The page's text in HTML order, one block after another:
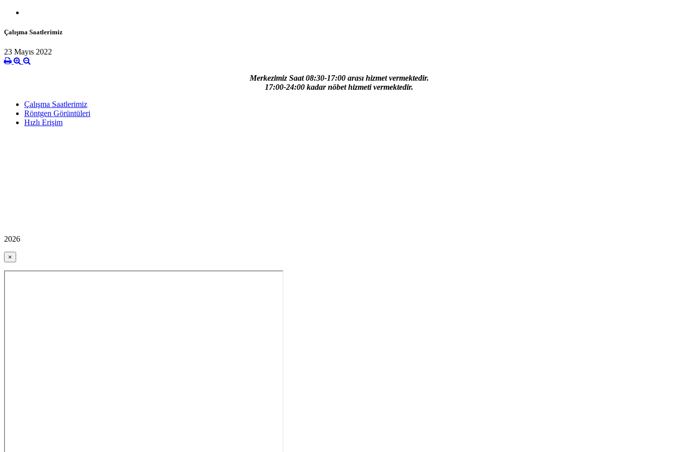
Çalışma Saatlerimiz
23 Mayıs 2022
Merkezimiz Saat 08:30-17:00 arası hizmet vermektedir.
17:00-24:00 kadar nöbet hizmeti vermektedir.
Çalışma Saatlerimiz
Röntgen Görüntüleri
Hızlı Erişim
2026
×